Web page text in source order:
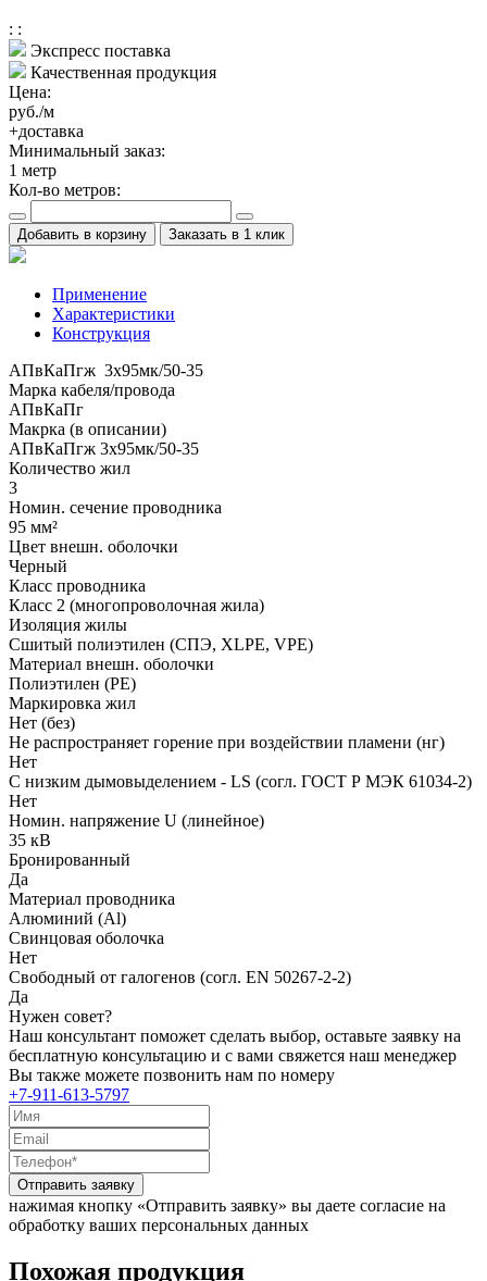
: :
Экспресс поставка
Качественная продукция
Цена:
руб./м
+доставка
Минимальный заказ:
1 метр
Кол-во метров:
Добавить в корзину Заказать в 1 клик
Применение
Характеристики
Конструкция
АПвКаПгж 3x95мк/50-35
Марка кабеля/провода
АПвКаПг
Макрка (в описании)
АПвКаПгж 3x95мк/50-35
Количество жил
3
Номин. сечение проводника
95 мм²
Цвет внешн. оболочки
Черный
Класс проводника
Класс 2 (многопроволочная жила)
Изоляция жилы
Сшитый полиэтилен (СПЭ, XLPE, VPE)
Материал внешн. оболочки
Полиэтилен (PE)
Маркировка жил
Нет (без)
Не распространяет горение при воздействии пламени (нг)
Нет
С низким дымовыделением - LS (согл. ГОСТ Р МЭК 61034-2)
Нет
Номин. напряжение U (линейное)
35 кВ
Бронированный
Да
Материал проводника
Алюминий (Al)
Свинцовая оболочка
Нет
Свободный от галогенов (согл. EN 50267-2-2)
Да
Нужен совет?
Наш консультант поможет сделать выбор, оставьте заявку на
бесплатную консультацию и с вами свяжется наш менеджер
Вы также можете позвонить нам по номеру
+7-911-613-5797
Отправить заявку
нажимая кнопку «Отправить заявку» вы даете согласие на
обработку ваших персональных данных
Похожая продукция